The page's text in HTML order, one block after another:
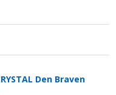
Den Braven